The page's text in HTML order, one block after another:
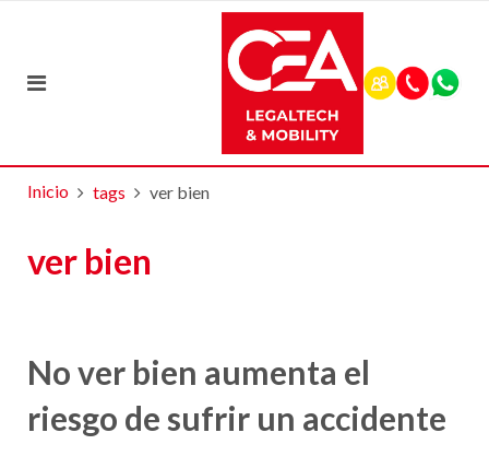
Inicio tags ver bien
ver bien
No ver bien aumenta el
riesgo de sufrir un accidente